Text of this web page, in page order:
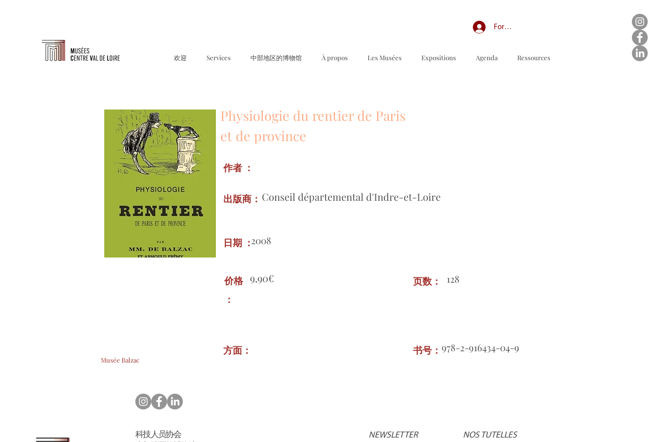
Forum professionnel/My Groups
欢迎 Services 中部地区的博物馆 À propos Les Musées Expositions Agenda Ressources
Physiologie du rentier de Paris
et de province
作者 ：
Conseil départemental d'Indre-et-Loire
出版商：
2008
日期 ：
9,90€
价格
：
128
页数：
Musée Balzac
方面： 978-2-916434-04-9
书号：
科技人员协会 NEWSLETTER NOS TUTELLES